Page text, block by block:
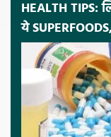
HEALTH TIPS:
ये